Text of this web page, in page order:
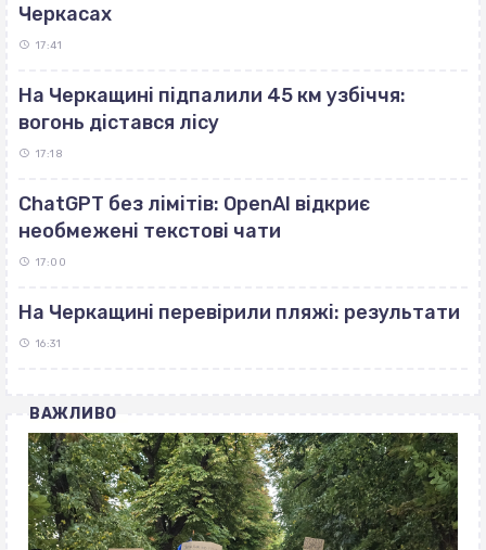
Черкасах
17:41
На Черкащині підпалили 45 км узбіччя:
вогонь дістався лісу
17:18
ChatGPT без лімітів: OpenAI відкриє
необмежені текстові чати
17:00
На Черкащині перевірили пляжі: результати
16:31
ВАЖЛИВО